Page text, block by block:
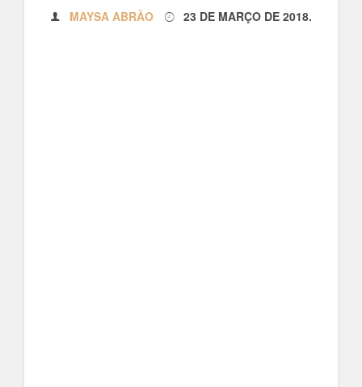
MAYSA ABRÃO 23 DE MARÇO DE 2018.